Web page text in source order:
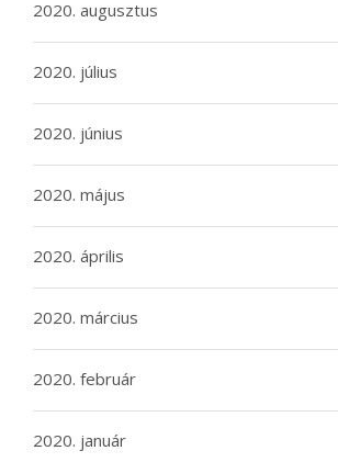
2020. augusztus
2020. július
2020. június
2020. május
2020. április
2020. március
2020. február
2020. január